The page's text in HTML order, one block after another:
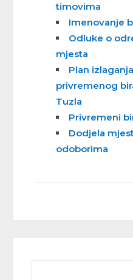
timovima
Imenovanje
Odluke o
mjesta
Plan
privremenog
Tuzla
Privremeni
Dodjela
odoborima